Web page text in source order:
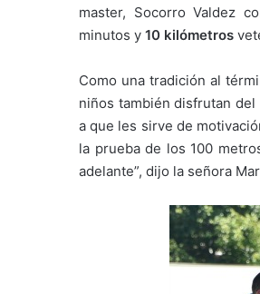
master, Socorro Valdez
minutos y 10 kilómetros
Como una tradición al
niños también disfrutan
a que les sirve de
la prueba de los 100
adelante”, dijo la señora